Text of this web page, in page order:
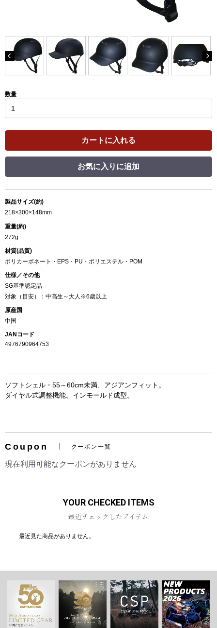
数量
カートに入れる
お気に入りに追加
製品サイズ(約)
218×300×148mm
重量(約)
272g
材質(品質)
ポリカーボネート・EPS・PU・ポリエステル・POM
仕様／その他
SG基準認定品
対象（目安）：中高生～大人※6歳以上
原産国
中国
JANコード
4976790964753
ソフトシェル・55～60cm未満、アジアンフィット。
ダイヤル式調整機能。インモールド成型。
Coupon クーポン一覧
現在利用可能なクーポンがありません
YOUR CHECKED ITEMS
最近チェックしたアイテム
最近見た商品がありません。